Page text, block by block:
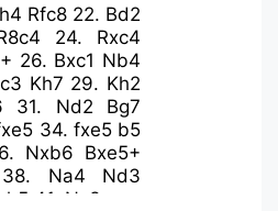
h4 Rfc8 22. Bd2
24. Rxc4
26. Bxc1 Nb4
Kh7 29. Kh2
31. Nd2
Bg7
34. fxe5 b5
Nxb6 Bxe5+
38. Na4
Nd3
h5 41. Nc3